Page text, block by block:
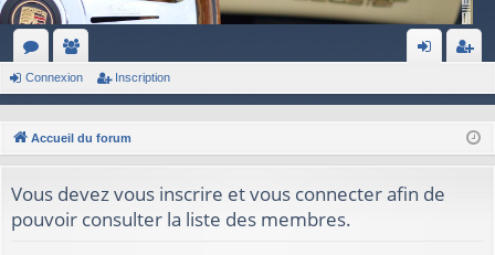
or
m
e
br pti
Connexion Inscription
Accueil du forum
Vous devez vous inscrire et vous connecter afin de
pouvoir consulter la liste des membres.